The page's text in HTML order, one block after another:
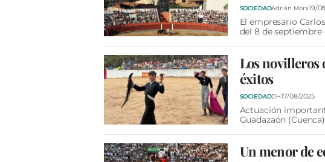
SOCIEDADAdrián Mora19/
El empresario
del 8 de septiembre
Los novilleros
éxitos
SOCIEDADDH17/08/2025
Actuación
Guadazaón
Un menor de